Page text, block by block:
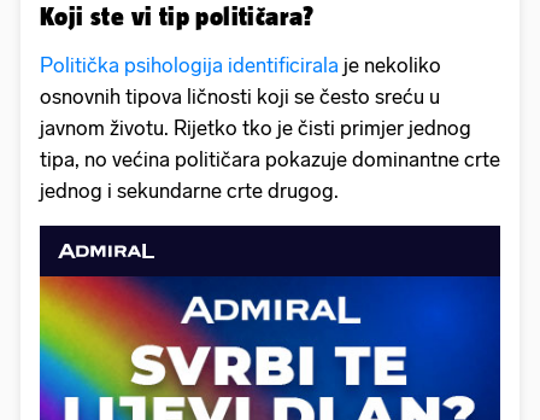
Koji ste vi tip političara?
Politička psihologija identificirala je nekoliko
osnovnih tipova ličnosti koji se često sreću u
javnom životu. Rijetko tko je čisti primjer jednog
tipa, no većina političara pokazuje dominantne crte
jednog i sekundarne crte drugog.